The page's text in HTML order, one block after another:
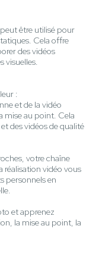
être utilisé pour
Cela offre
des vidéos
visuelles.
:
et de la vidéo
mise au point. Cela
des vidéos de qualité
votre chaîne
réalisation vidéo vous
personnels en
et apprenez
la mise au point, la